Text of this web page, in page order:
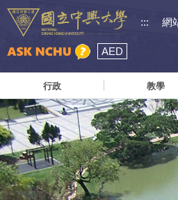
::: 網
AED
行政 教學